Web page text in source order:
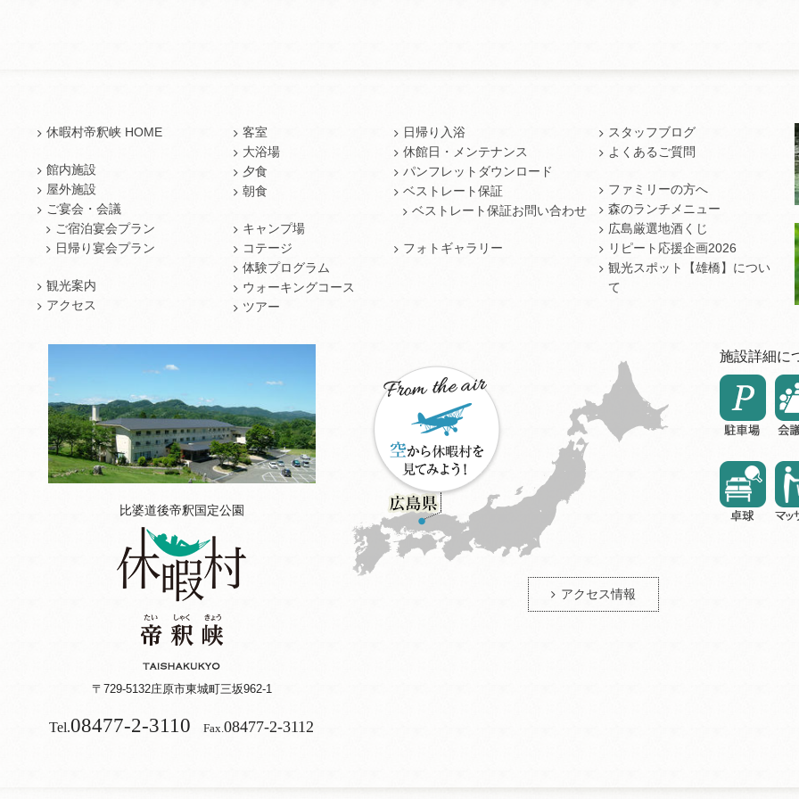
休暇村帝釈峡 HOME
館内施設
屋外施設
ご宴会・会議
ご宿泊宴会プラン
日帰り宴会プラン
観光案内
アクセス
客室
大浴場
夕食
朝食
キャンプ場
コテージ
体験プログラム
ウォーキングコース
ツアー
日帰り入浴
休館日・メンテナンス
パンフレットダウンロード
ベストレート保証
ベストレート保証お問い合わせ
フォトギャラリー
スタッフブログ
よくあるご質問
ファミリーの方へ
森のランチメニュー
広島厳選地酒くじ
リピート応援企画2026
観光スポット【雄橋】につい
て
比婆道後帝釈国定公園
〒729-5132庄原市東城町三坂962-1
Tel.08477-2-3110 Fax. 08477-2-3112
アクセス情報
施設詳細に